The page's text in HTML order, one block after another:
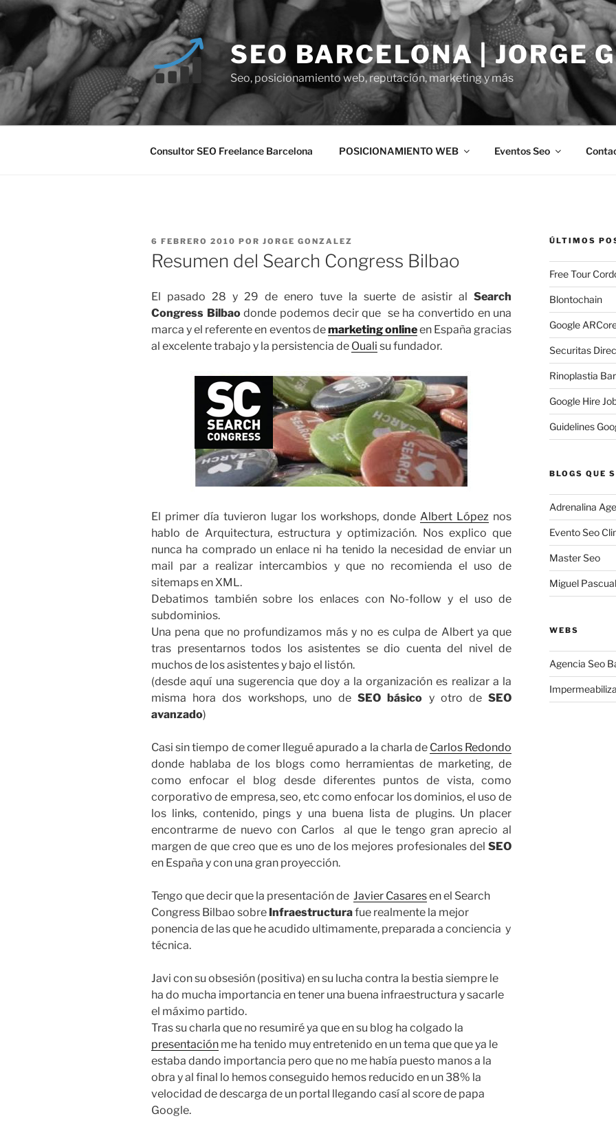
Saltar
contenido
SEO BARCELONA | JORGE
Seo, posicionamiento web, reputación, marketing y más
Consultor SEO Freelance Barcelona POSICIONAMIENTO WEB Eventos Seo
PUBLICADO
EL
6 FEBRERO 2010 POR JORGE GONZALEZ
Resumen del Search Congress Bilbao
El pasado 28 y 29 de enero tuve la suerte de asistir alSearch
Congress Bilbaodonde podemos decir que se ha convertido en una
marca y el referente en eventos demarketing onlineen España gracias
al excelente trabajo y la persistencia de Ouali su fundador.
El primer día tuvieron lugar los workshops, dondeAlbert López nos
hablo de Arquitectura, estructura y optimización. Nos explico que
nunca ha comprado un enlace ni ha tenido la necesidad de enviar un
mail par a realizar intercambios y que no recomienda el uso de
sitemaps en XML.
Debatimos también sobre los enlaces con No-follow y el uso de
subdominios.
Una pena que no profundizamos más y no es culpa de Albert ya que
tras presentarnos todos los asistentes se dio cuenta del nivel de
muchos de los asistentes y bajo el listón.
(desde aquí una sugerencia que doy a la organización es realizar a la
misma hora dos workshops, uno deSEO básico y otro deSEO
avanzado)
Casi sin tiempo de comer llegué apurado a la charla de Carlos Redondo
donde hablaba de los blogs como herramientas de marketing, de
como enfocar el blog desde diferentes puntos de vista, como
corporativo de empresa, seo, etc como enfocar los dominios, el uso de
los links, contenido, pings y una buena lista de plugins. Un placer
encontrarme de nuevo con Carlos al que le tengo gran aprecio al
margen de que creo que es uno de los mejores profesionales delSEO
en España y con una gran proyección.
Tengo que decir que la presentación de Javier Casaresen el Search
Congress Bilbao sobre Infraestructurafue realmente la mejor
ponencia de las que he acudido ultimamente, preparada a conciencia y
técnica.
Javi con su obsesión (positiva) en su lucha contra la bestia siempre le
ha do mucha importancia en tener una buena infraestructura y sacarle
el máximo partido.
Tras su charla que no resumiré ya que en su blog ha colgado la
presentación me ha tenido muy entretenido en un tema que que ya le
estaba dando importancia pero que no me había puesto manos a la
obra y al final lo hemos conseguido hemos reducido en un 38% la
velocidad de descarga de un portal llegando casí al score de papa
Google.
ÚLTIMOS
Free Tour
Blontochain
Google
Securitas
Rinoplastia
Google Hire
Guidelines
BLOGS QUE
Adrenalina
Evento Seo
Master Seo
Miguel Pascual
WEBS
Agencia Seo